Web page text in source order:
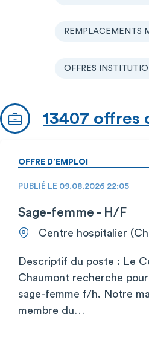
REMPLACEMENTS
OFFRES
13407 offres
OFFRE D’EMPLOI
PUBLIÉ LE 09.08.2026 22:05
Sage-femme - H/F
Centre hospitalier
Descriptif du poste : Le
Chaumont recherche
sage-femme f/h. Notre
membre du…